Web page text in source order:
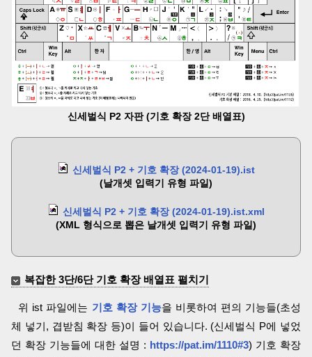
신세벌식 P2 자판 (기호 확장 2단 배열표)
신세벌식 P2 + 기호 확장 (2024-01-19).ist
(날개셋 입력기 유형 파일)
신세벌식 P2 + 기호 확장 (2024-01-19).ist.xml
(XML 형식으로 뽑은 날개셋 입력기 유형 파일)
복잡한 3단/6단 기호 확장 배열표 펼치기
위 ist 파일에는 기호 확장 기능을 비롯하여 편의 기능들(초성
체 넣기, 겹받침 확장 등)이 들어 있습니다. (신세벌식 P에 넣었
던 확장 기능들에 대한 설명 : https://pat.im/1110#3) 기호 확장